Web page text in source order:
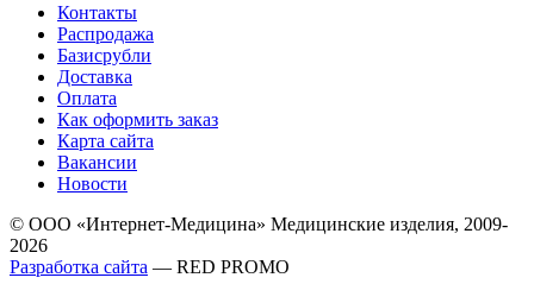
Контакты
Распродажа
Базисрубли
Доставка
Оплата
Как оформить заказ
Карта сайта
Вакансии
Новости
© ООО «Интернет-Медицина» Медицинские изделия, 2009-
2026
Разработка сайта — RED PROMO